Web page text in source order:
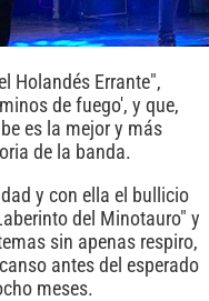
Holandés Errante",
de fuego', y que,
es la mejor y más
de la banda.
y con ella el bullicio
del Minotauro" y
sin apenas respiro,
antes del esperado
meses.